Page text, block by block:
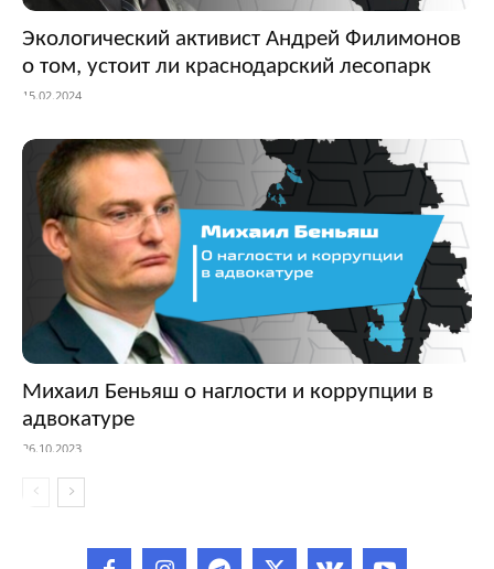
Экологический активист Андрей Филимонов
о том, устоит ли краснодарский лесопарк
15.02.2024
Михаил Беньяш о наглости и коррупции в
адвокатуре
26.10.2023